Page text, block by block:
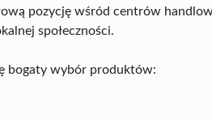
pozycję wśród centrów
społeczności.
bogaty wybór produktów: